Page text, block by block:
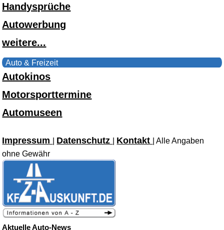
Handysprüche
Autowerbung
weitere...
Auto & Freizeit
Autokinos
Motorsporttermine
Automuseen
Impressum Datenschutz Kontakt
| Alle Angaben
ohne Gewähr
Aktuelle Auto-News